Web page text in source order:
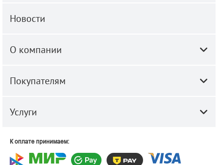
Новости
О компании
Покупателям
Услуги
К оплате принимаем: